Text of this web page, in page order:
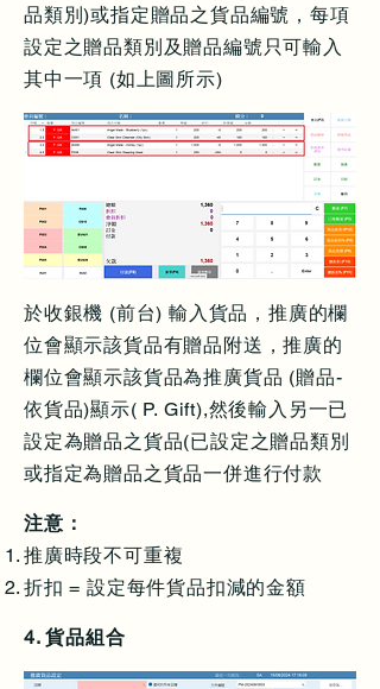
品類別)或指定贈品之貨品編號，每項
設定之贈品類別及贈品編號只可輸入
其中一項 (如上圖所示)
於收銀機 (前台) 輸入貨品，推廣的欄
位會顯示該貨品有贈品附送，推廣的
欄位會顯示該貨品為推廣貨品 (贈品-
依貨品)顯示( P. Gift),然後輸入另一已
設定為贈品之貨品(已設定之贈品類別
或指定為贈品之貨品一併進行付款
注意：
推廣時段不可重複​
折扣 = 設定每件貨品扣減的金額
4. 貨品組合